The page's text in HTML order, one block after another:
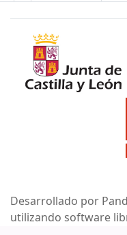
Desarrollado por
utilizando software